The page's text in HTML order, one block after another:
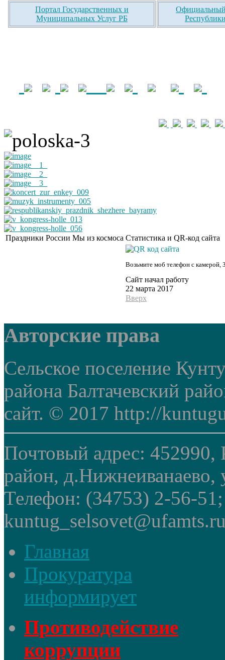
Портал Государственных и
Муниципальных Услуг РБ
Официальный
Праздники России Мы из космоса Статистика и QR-код сайта
Возьмите моб телефон с камерой,
Сайт начал работу
22 марта 2017
Вверх
Авторские права
Сельское поселение
района Балтачевский
сайт. © 2017 http://
Почтовый адрес: 452990,
район, д.Нижнеиванаево,
Телефон: (34753) 2-56-
Главная
Прокуратура
информирует
Противодействие
коррупции